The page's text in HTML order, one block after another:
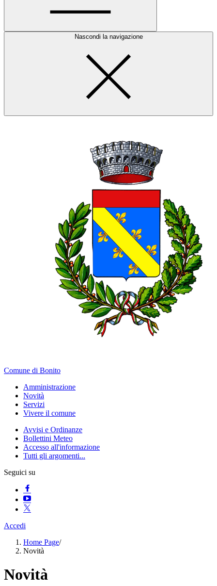
Nascondi la navigazione
Comune di Bonito
Amministrazione
Novità
Servizi
Vivere il comune
Avvisi e Ordinanze
Bollettini Meteo
Accesso all'informazione
Tutti gli argomenti...
Seguici su
Accedi
Home Page/
Novità
Novità